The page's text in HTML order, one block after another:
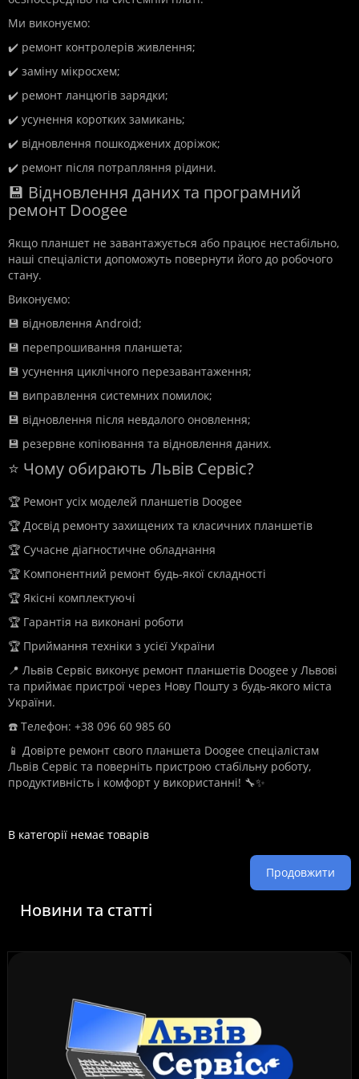
Ми виконуємо:
✔️ ремонт контролерів живлення;
✔️ заміну мікросхем;
✔️ ремонт ланцюгів зарядки;
✔️ усунення коротких замикань;
✔️ відновлення пошкоджених доріжок;
✔️ ремонт після потрапляння рідини.
💾 Відновлення даних та програмний
ремонт Doogee
Якщо планшет не завантажується або працює нестабільно,
наші спеціалісти допоможуть повернути його до робочого
стану.
Виконуємо:
💾 відновлення Android;
💾 перепрошивання планшета;
💾 усунення циклічного перезавантаження;
💾 виправлення системних помилок;
💾 відновлення після невдалого оновлення;
💾 резервне копіювання та відновлення даних.
⭐ Чому обирають Львів Сервіс?
🏆 Ремонт усіх моделей планшетів Doogee
🏆 Досвід ремонту захищених та класичних планшетів
🏆 Сучасне діагностичне обладнання
🏆 Компонентний ремонт будь-якої складності
🏆 Якісні комплектуючі
🏆 Гарантія на виконані роботи
🏆 Приймання техніки з усієї України
📍 Львів Сервіс виконує ремонт планшетів Doogee у Львові
та приймає пристрої через Нову Пошту з будь-якого міста
України.
☎️ Телефон: +38 096 60 985 60
📱 Довірте ремонт свого планшета Doogee спеціалістам
Львів Сервіс та поверніть пристрою стабільну роботу,
продуктивність і комфорт у використанні! 🔧✨
В категорії немає товарів
Продовжити
Новини та статті